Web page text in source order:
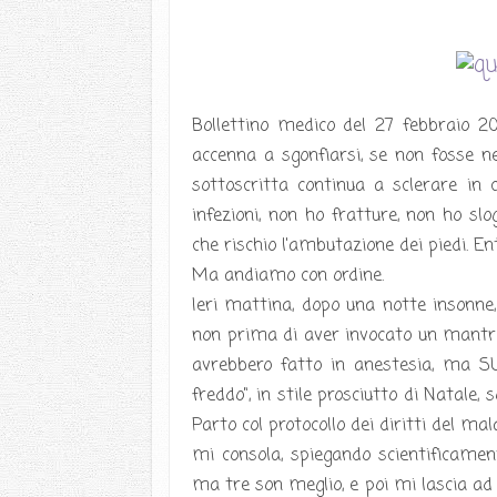
Bollettino medico del 27 febbraio
accenna a sgonfiarsi, se non fosse
sottoscritta continua a sclerare in
infezioni, non ho fratture, non ho
che rischio l'ambutazione dei piedi.
Ma andiamo con ordine.
Ieri mattina, dopo una notte
non prima di aver invocato un
avrebbero fatto in anestesia, ma
freddo", in stile prosciutto di Natale,
Parto col protocollo dei diritti del
mi consola, spiegando
ma tre son meglio, e poi mi lascia